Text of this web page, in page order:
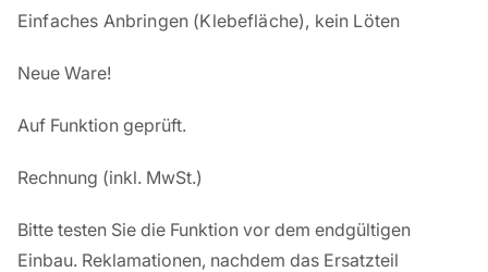
Einfaches Anbringen (Klebefläche), kein Löten
Neue Ware!
Auf Funktion geprüft.
Rechnung (inkl. MwSt.)
Bitte testen Sie die Funktion vor dem endgültigen
Einbau. Reklamationen, nachdem das Ersatzteil